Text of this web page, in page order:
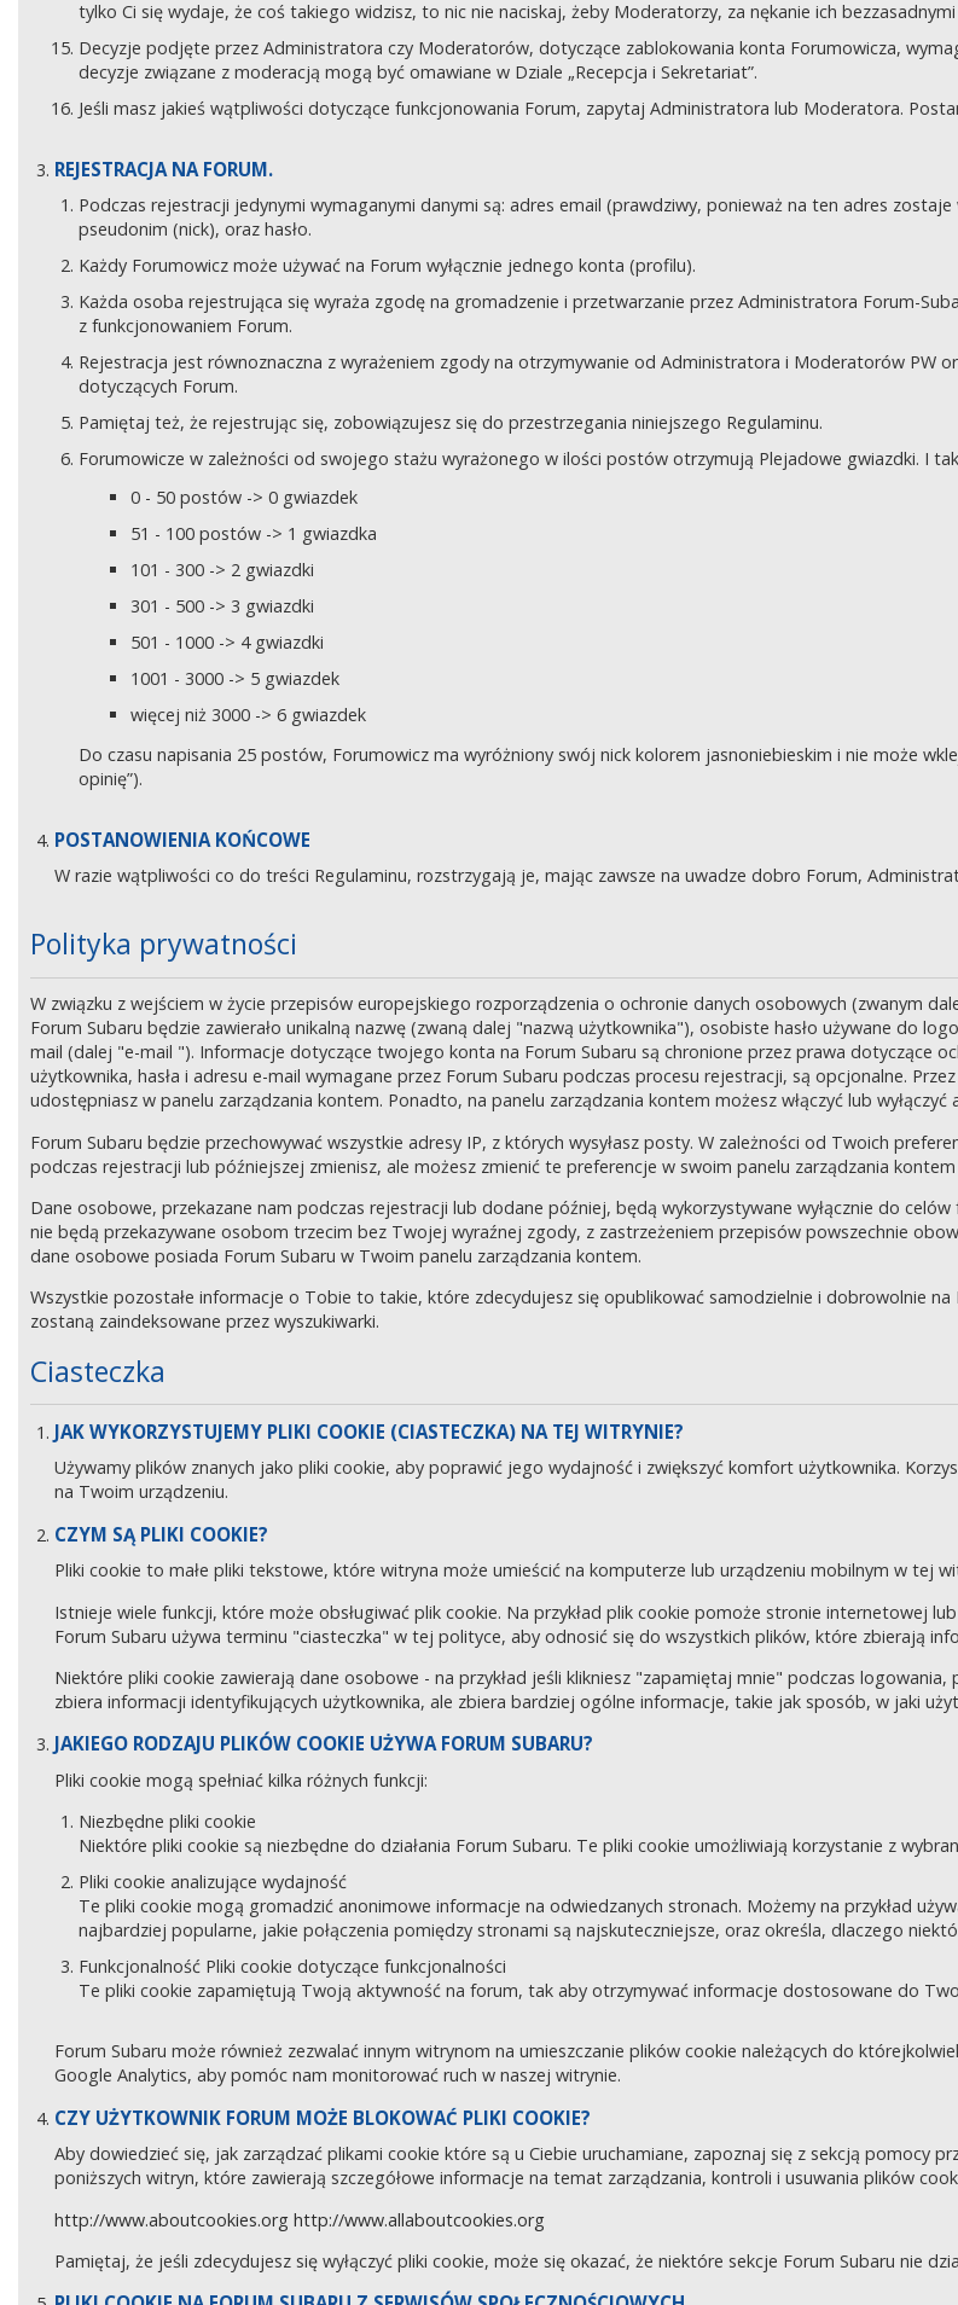
tylko Ci się wydaje, że coś takiego widzisz, to nic nie naciskaj, żeby Moderatorzy, za nękanie ich
Decyzje podjęte przez Administratora czy Moderatorów, dotyczące zablokowania konta Forumowicza,
decyzje związane z moderacją mogą być omawiane w Dziale „Recepcja i Sekretariat”.
Jeśli masz jakieś wątpliwości dotyczące funkcjonowania Forum, zapytaj Administratora lub Moderatora.
REJESTRACJA NA FORUM.
Podczas rejestracji jedynymi wymaganymi danymi są: adres email (prawdziwy, ponieważ na ten adres
pseudonim (nick), oraz hasło.
Każdy Forumowicz może używać na Forum wyłącznie jednego konta (profilu).
Każda osoba rejestrująca się wyraża zgodę na gromadzenie i przetwarzanie przez Administratora Forum-
z funkcjonowaniem Forum.
Rejestracja jest równoznaczna z wyrażeniem zgody na otrzymywanie od Administratora i Moderatorów PW
dotyczących Forum.
Pamiętaj też, że rejestrując się, zobowiązujesz się do przestrzegania niniejszego Regulaminu.
Forumowicze w zależności od swojego stażu wyrażonego w ilości postów otrzymują Plejadowe gwiazdki. I
0 - 50 postów -> 0 gwiazdek
51 - 100 postów -> 1 gwiazdka
101 - 300 -> 2 gwiazdki
301 - 500 -> 3 gwiazdki
501 - 1000 -> 4 gwiazdki
1001 - 3000 -> 5 gwiazdek
więcej niż 3000 -> 6 gwiazdek
Do czasu napisania 25 postów, Forumowicz ma wyróżniony swój nick kolorem jasnoniebieskim i nie może
opinię”).
POSTANOWIENIA KOŃCOWE
W razie wątpliwości co do treści Regulaminu, rozstrzygają je, mając zawsze na uwadze dobro Forum,
Polityka prywatności
W związku z wejściem w życie przepisów europejskiego rozporządzenia o ochronie danych osobowych (zwanym
Forum Subaru będzie zawierało unikalną nazwę (zwaną dalej "nazwą użytkownika"), osobiste hasło używane do
mail (dalej "e-mail "). Informacje dotyczące twojego konta na Forum Subaru są chronione przez prawa dotyczące
użytkownika, hasła i adresu e-mail wymagane przez Forum Subaru podczas procesu rejestracji, są opcjonalne.
udostępniasz w panelu zarządzania kontem. Ponadto, na panelu zarządzania kontem możesz włączyć lub
Forum Subaru będzie przechowywać wszystkie adresy IP, z których wysyłasz posty. W zależności od Twoich
podczas rejestracji lub późniejszej zmienisz, ale możesz zmienić te preferencje w swoim panelu zarządzania
Dane osobowe, przekazane nam podczas rejestracji lub dodane później, będą wykorzystywane wyłącznie do
nie będą przekazywane osobom trzecim bez Twojej wyraźnej zgody, z zastrzeżeniem przepisów powszechnie
dane osobowe posiada Forum Subaru w Twoim panelu zarządzania kontem.
Wszystkie pozostałe informacje o Tobie to takie, które zdecydujesz się opublikować samodzielnie i dobrowolnie
zostaną zaindeksowane przez wyszukiwarki.
Ciasteczka
JAK WYKORZYSTUJEMY PLIKI COOKIE (CIASTECZKA) NA TEJ WITRYNIE?
Używamy plików znanych jako pliki cookie, aby poprawić jego wydajność i zwiększyć komfort użytkownika.
na Twoim urządzeniu.
CZYM SĄ PLIKI COOKIE?
Pliki cookie to małe pliki tekstowe, które witryna może umieścić na komputerze lub urządzeniu mobilnym w tej
Istnieje wiele funkcji, które może obsługiwać plik cookie. Na przykład plik cookie pomoże stronie internetowej
Forum Subaru używa terminu "ciasteczka" w tej polityce, aby odnosić się do wszystkich plików, które zbierają
Niektóre pliki cookie zawierają dane osobowe - na przykład jeśli klikniesz "zapamiętaj mnie" podczas
zbiera informacji identyfikujących użytkownika, ale zbiera bardziej ogólne informacje, takie jak sposób, w jaki
JAKIEGO RODZAJU PLIKÓW COOKIE UŻYWA FORUM SUBARU?
Pliki cookie mogą spełniać kilka różnych funkcji:
Niezbędne pliki cookie
Niektóre pliki cookie są niezbędne do działania Forum Subaru. Te pliki cookie umożliwiają korzystanie z
Pliki cookie analizujące wydajność
Te pliki cookie mogą gromadzić anonimowe informacje na odwiedzanych stronach. Możemy na przykład
najbardziej popularne, jakie połączenia pomiędzy stronami są najskuteczniejsze, oraz określa, dlaczego
Funkcjonalność Pliki cookie dotyczące funkcjonalności
Te pliki cookie zapamiętują Twoją aktywność na forum, tak aby otrzymywać informacje dostosowane do
Forum Subaru może również zezwalać innym witrynom na umieszczanie plików cookie należących do
Google Analytics, aby pomóc nam monitorować ruch w naszej witrynie.
CZY UŻYTKOWNIK FORUM MOŻE BLOKOWAĆ PLIKI COOKIE?
Aby dowiedzieć się, jak zarządzać plikami cookie które są u Ciebie uruchamiane, zapoznaj się z sekcją pomocy
poniższych witryn, które zawierają szczegółowe informacje na temat zarządzania, kontroli i usuwania plików
http://www.aboutcookies.org http://www.allaboutcookies.org
Pamiętaj, że jeśli zdecydujesz się wyłączyć pliki cookie, może się okazać, że niektóre sekcje Forum Subaru nie